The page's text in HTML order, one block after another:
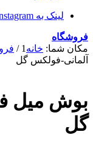
لینک به Instagram
فروشگاه
مکان شما: خانه 1
/
آلمانی-فولکس گل
بوش میل
گل